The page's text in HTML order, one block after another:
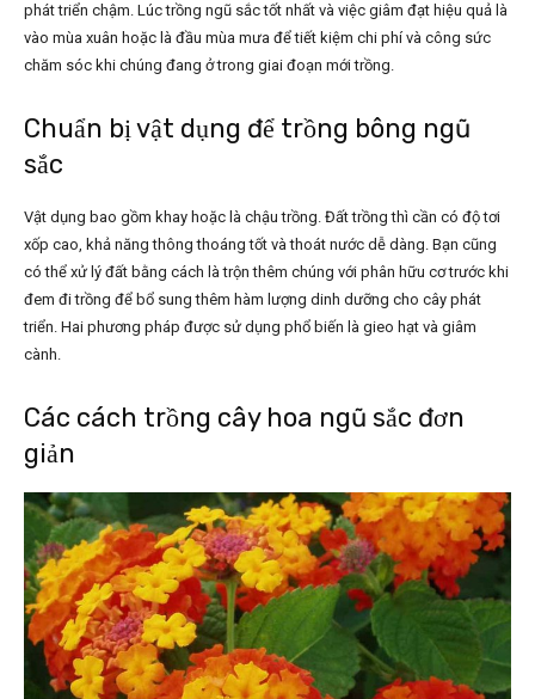
phát triển chậm. Lúc trồng ngũ sắc tốt nhất và việc giâm đạt hiệu quả là
vào mùa xuân hoặc là đầu mùa mưa để tiết kiệm chi phí và công sức
chăm sóc khi chúng đang ở trong giai đoạn mới trồng.
Chuẩn bị vật dụng để trồng bông ngũ
sắc
Vật dụng bao gồm khay hoặc là chậu trồng. Đất trồng thì cần có độ tơi
xốp cao, khả năng thông thoáng tốt và thoát nước dễ dàng. Bạn cũng
có thể xử lý đất bằng cách là trộn thêm chúng với phân hữu cơ trước khi
đem đi trồng để bổ sung thêm hàm lượng dinh dưỡng cho cây phát
triển. Hai phương pháp được sử dụng phổ biến là gieo hạt và giâm
cành.
Các cách trồng cây hoa ngũ sắc đơn
giản